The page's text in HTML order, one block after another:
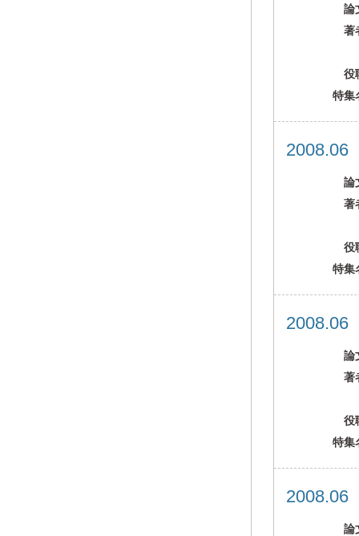
論
著
役
特集
論
著
役
特集
論
著
役
特集
論